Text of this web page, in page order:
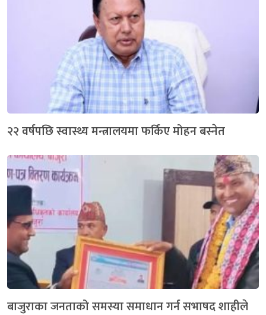
२२ वर्षपछि स्वास्थ्य मन्त्रालयमा फर्किए मोहन बस्नेत
बाजुराका जनताको समस्या समाधान गर्न सभाषद शाहीले